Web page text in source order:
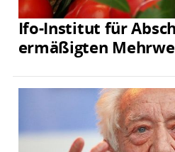
Ifo-Institut für
ermäßigten